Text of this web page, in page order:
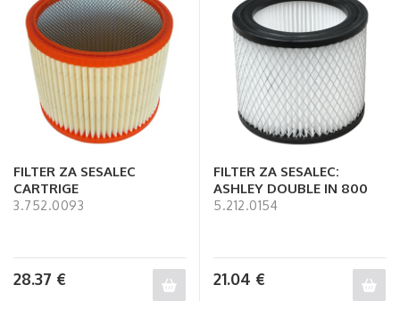
FILTER ZA SESALEC
CARTRIGE
3.752.0093
28.37 €
FILTER ZA SESALEC:
ASHLEY DOUBLE IN 800
5.212.0154
21.04 €